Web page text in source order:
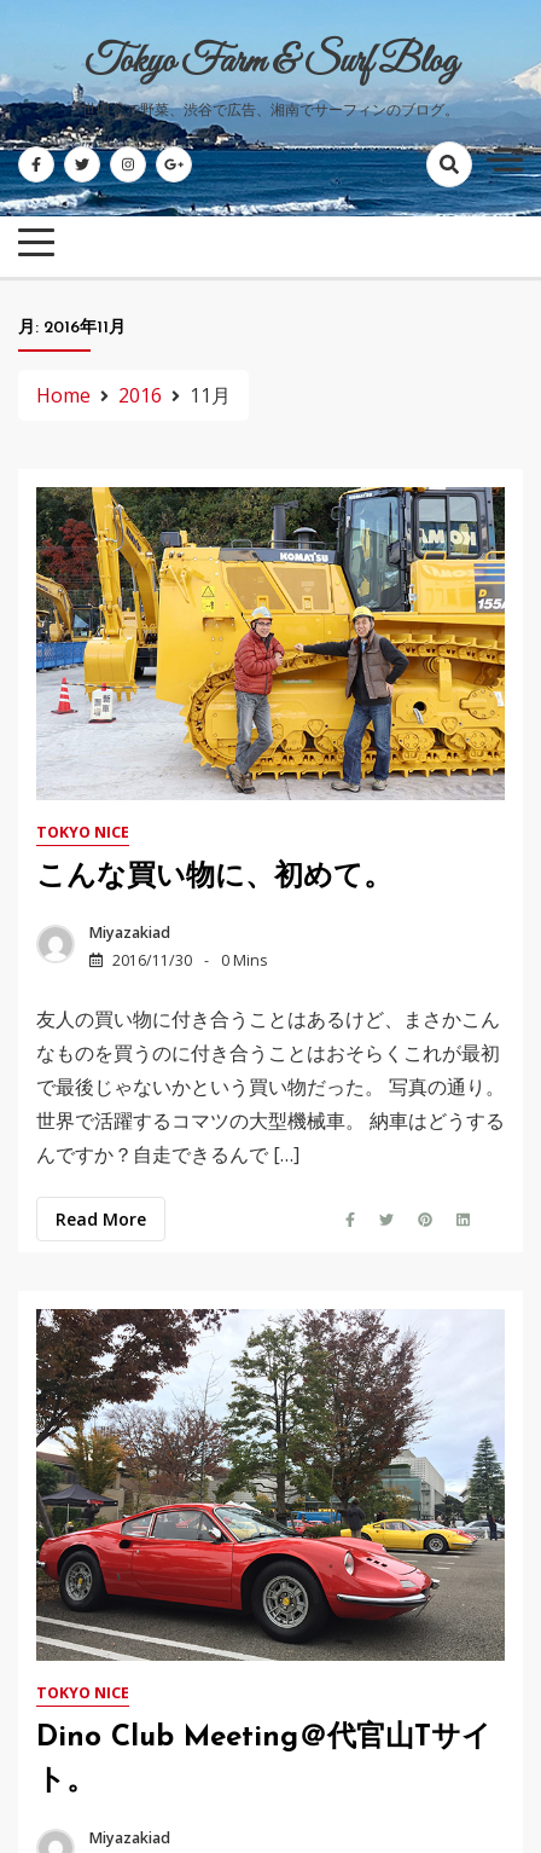
content
Tokyo Farm & Surf Blog
世田谷で野菜、渋谷で広告、湘南でサーフィンのブログ。
月: 2016年11月
Home 2016 11月
TOKYO NICE
こんな買い物に、初めて。
Miyazakiad
2016/11/30
0 Mins
友人の買い物に付き合うことはあるけど、まさかこん
なものを買うのに付き合うことはおそらくこれが最初
で最後じゃないかという買い物だった。 写真の通り。
世界で活躍するコマツの大型機械車。 納車はどうする
んですか？自走できるんで […]
Read More
TOKYO NICE
Dino Club Meeting＠代官山Tサイ
ト。
Miyazakiad